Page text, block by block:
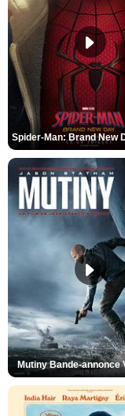
Mutiny Bande-annonce